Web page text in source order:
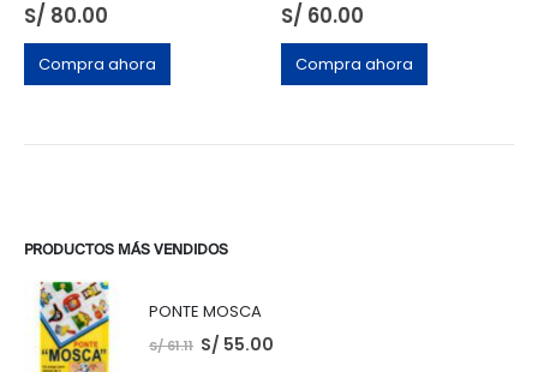
S/ 80.00
Compra ahora
S/ 60.00
Compra ahora
PRODUCTOS MÁS VENDIDOS
PONTE MOSCA
S/61.11 S/ 55.00